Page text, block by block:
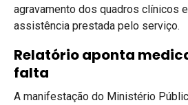
agravamento dos quadros clínicos
assistência prestada pelo serviço.
Relatório aponta
falta
A manifestação do Ministério